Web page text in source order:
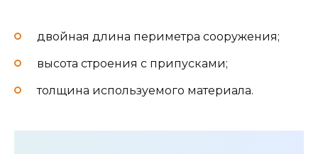
двойная длина периметра сооружения;
высота строения с припусками;
толщина используемого материала.